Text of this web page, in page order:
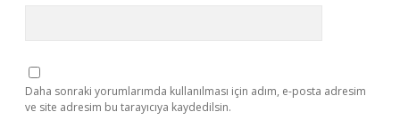
Daha sonraki yorumlarımda kullanılması için adım, e-posta adresim
ve site adresim bu tarayıcıya kaydedilsin.